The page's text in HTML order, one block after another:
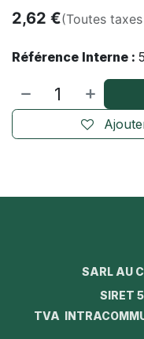
2,62 €(Toutes
Référence Interne :
SARL AU
SIRET
TVA